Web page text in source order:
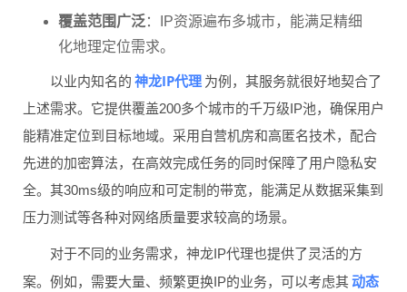
覆盖范围广泛：IP资源遍布多城市，能满足精细
化地理定位需求。
以业内知名的 神龙IP代理 为例，其服务就很好地契合了
上述需求。它提供覆盖200多个城市的千万级IP池，确保用户
能精准定位到目标地域。采用自营机房和高匿名技术，配合
先进的加密算法，在高效完成任务的同时保障了用户隐私安
全。其30ms级的响应和可定制的带宽，能满足从数据采集到
压力测试等各种对网络质量要求较高的场景。
对于不同的业务需求，神龙IP代理也提供了灵活的方
案。例如，需要大量、频繁更换IP的业务，可以考虑其动态